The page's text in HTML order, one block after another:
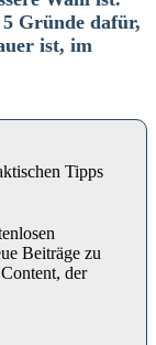
Gründe dafür,
ist, im
Tipps
Beiträge zu
der